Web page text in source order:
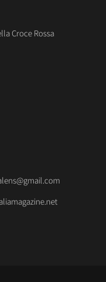
Croce Rossa